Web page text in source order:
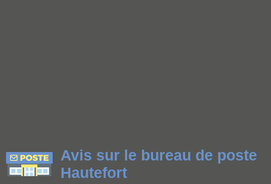
Avis sur le bureau de poste
Hautefort